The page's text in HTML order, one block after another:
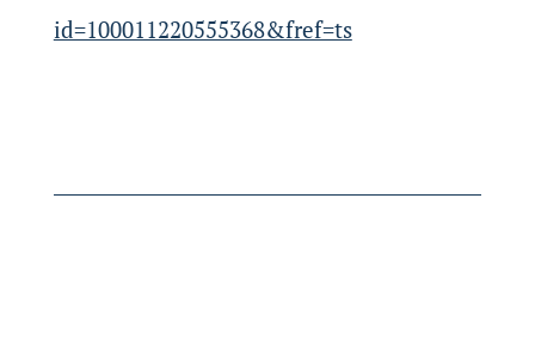
id=100011220555368&fref=ts